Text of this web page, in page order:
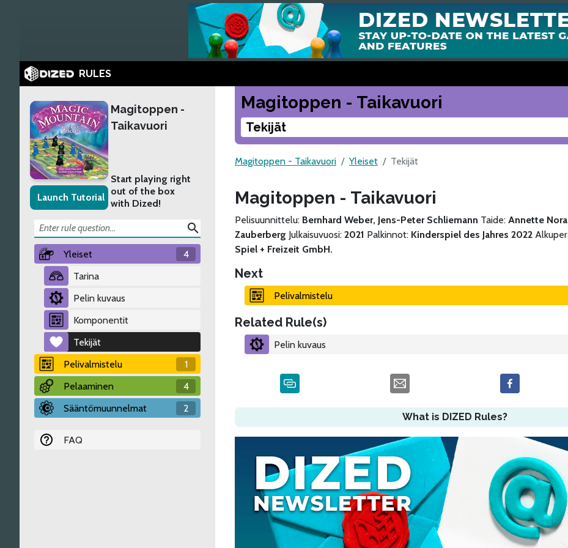
RULES
Launch Tutorial
Magitoppen -
Taikavuori
Start playing right
out of the box
with Dized!
search
Yleiset
4
Tarina
Pelin kuvaus
Komponentit
Tekijät
Pelivalmistelu
1
Pelaaminen
4
Sääntömuunnelmat
2
FAQ
Magitoppen - Taikavuori
Tekijät
Magitoppen - Taikavuori Yleiset Tekijät
Magitoppen - Taikavuori
Pelisuunnittelu: Bernhard Weber, Jens-Peter Schliemann Taide: Annette Nora
Zauberberg Julkaisuvuosi: 2021 Palkinnot: Kinderspiel des Jahres 2022
Spiel + Freizeit GmbH.
Next
Pelivalmistelu
Related Rule(s)
Pelin kuvaus
What is DIZED Rules?